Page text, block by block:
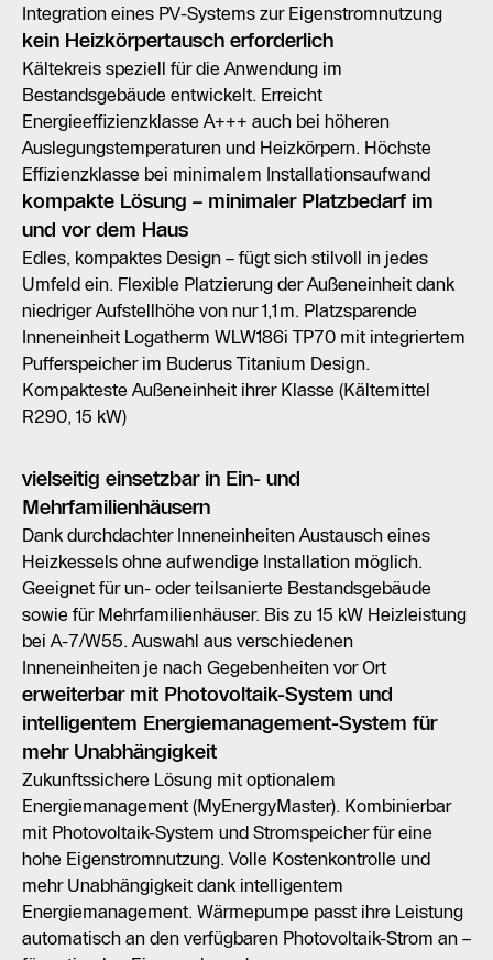
Integration eines PV-Systems zur Eigenstromnutzung
kein Heizkörpertausch erforderlich
Kältekreis speziell für die Anwendung im
Bestandsgebäude entwickelt. Erreicht
Energieeffizienzklasse A+++ auch bei höheren
Auslegungstemperaturen und Heizkörpern. Höchste
Effizienzklasse bei minimalem Installationsaufwand
kompakte Lösung – minimaler Platzbedarf im
und vor dem Haus
Edles, kompaktes Design – fügt sich stilvoll in jedes
Umfeld ein. Flexible Platzierung der Außeneinheit dank
niedriger Aufstellhöhe von nur 1,1 m. Platzsparende
Inneneinheit Logatherm WLW186i TP70 mit integriertem
Pufferspeicher im Buderus Titanium Design.
Kompakteste Außeneinheit ihrer Klasse (Kältemittel
R290, 15 kW)
vielseitig einsetzbar in Ein- und
Mehrfamilienhäusern
Dank durchdachter Inneneinheiten Austausch eines
Heizkessels ohne aufwendige Installation möglich.
Geeignet für un- oder teilsanierte Bestandsgebäude
sowie für Mehrfamilienhäuser. Bis zu 15 kW Heizleistung
bei A-7/W55. Auswahl aus verschiedenen
Inneneinheiten je nach Gegebenheiten vor Ort
erweiterbar mit Photovoltaik-System und
intelligentem Energiemanagement-System für
mehr Unabhängigkeit
Zukunftssichere Lösung mit optionalem
Energiemanagement (MyEnergyMaster). Kombinierbar
mit Photovoltaik-System und Stromspeicher für eine
hohe Eigenstromnutzung. Volle Kostenkontrolle und
mehr Unabhängigkeit dank intelligentem
Energiemanagement. Wärmepumpe passt ihre Leistung
automatisch an den verfügbaren Photovoltaik-Strom an –